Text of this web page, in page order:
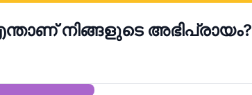
നിങ്ങളുടെ അഭിപ്രായം?